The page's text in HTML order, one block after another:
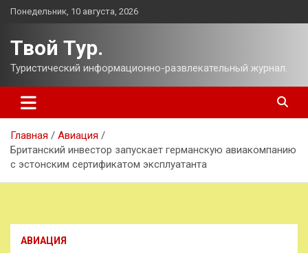
Перейти
Понедельник, 10 августа, 2026
Твой Тур.
Туристический информационно-развлекательный журнал.
Главная
Авиация
Британский инвестор запускает германскую авиакомпанию
с эстонским сертификатом эксплуатанта
АВИАЦИЯ